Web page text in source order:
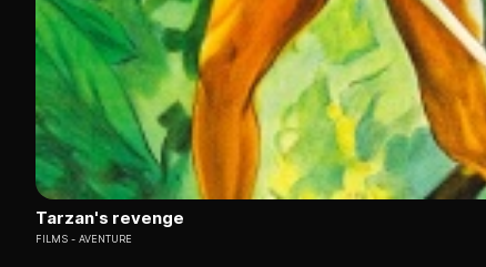
Tarzan's revenge
FILMS AVENTURE